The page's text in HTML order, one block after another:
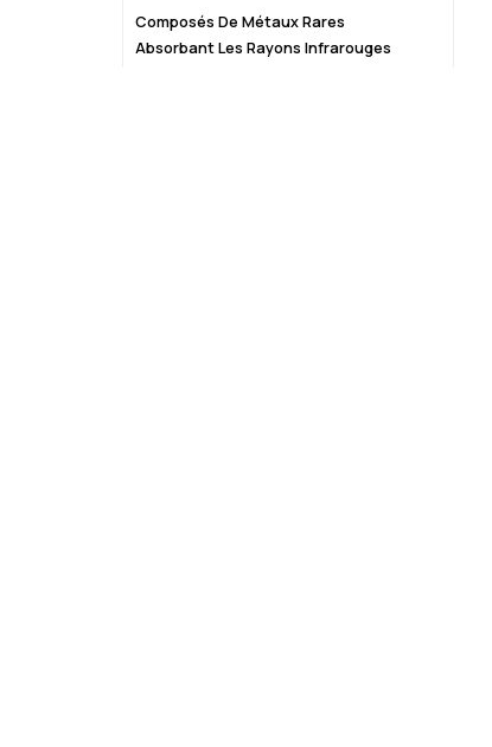
Composés De Métaux Rares
Absorbant Les Rayons Infrarouges